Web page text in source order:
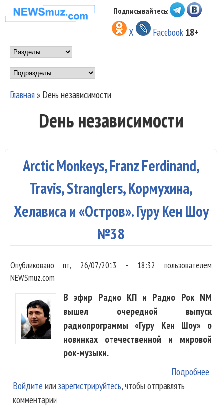
Перейти к основному
содержанию
НОВОСТИ
МУЗЫКИ И
ШОУ БИЗНЕСА
NEWSMUZ.COM
Подписывайтесь:
X Facebook 18+
Main menu
Подразделы
Главная» Dень независимости
Dень независимости
Arctic Monkeys, Franz Ferdinand,
Travis, Stranglers, Кормухина,
Хелависа и «Остров». Гуру Кен Шоу
№38
Опубликованопт, 26/07/2013 - 18:32 пользователем
NEWSmuz.com
В эфир Радио КП и Радио Рок NM
вышел очередной выпуск
радиопрограммы «Гуру Кен Шоу» о
новинках отечественной и мировой
рок-музыки.
Подробнее
Войдите или зарегистрируйтесь, чтобы отправлять
комментарии